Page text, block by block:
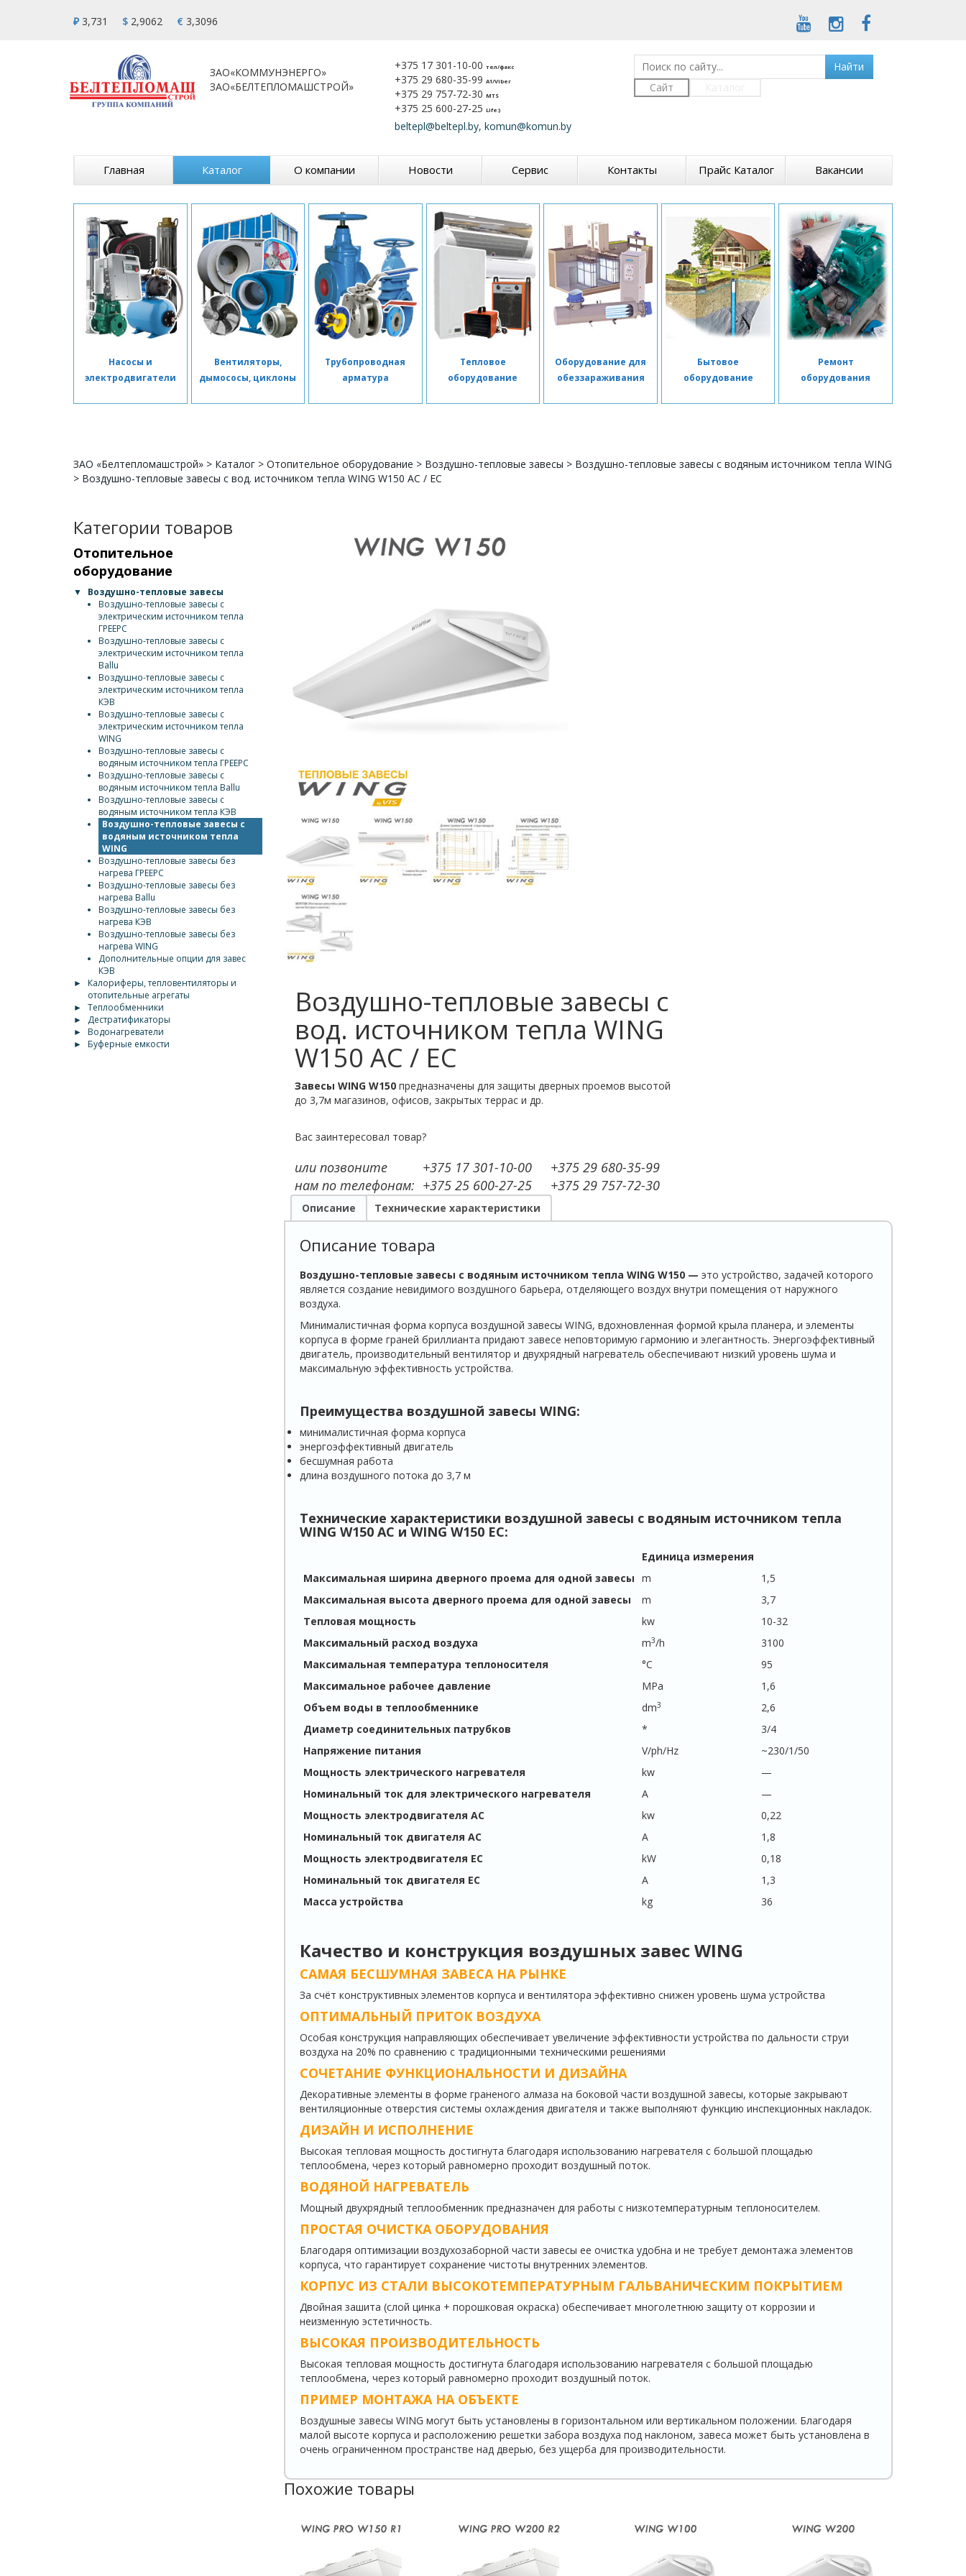
₽ 3,731 $ 2,9062 € 3,3096
ЗАО«КОММУНЭНЕРГО»
ЗАО«БЕЛТЕПЛОМАШСТРОЙ»
+375 17 301-10-00 тел/факс
+375 29 680-35-99 A1/Viber
+375 29 757-72-30 MTS
+375 25 600-27-25 Life:)
beltepl@beltepl.by, komun@komun.by
Найти
Сайт
Главная Каталог О компании Новости Сервис Контакты Прайс Каталог Вакансии
Насосы и
электродвигатели
Вентиляторы,
дымососы, циклоны
Трубопроводная
арматура
Тепловое
оборудование
Оборудование для
обеззараживания
Бытовое
оборудование
Ремонт
оборудования
ЗАО «Белтепломашстрой» > Каталог > Отопительное оборудование > Воздушно-тепловые завесы > Воздушно-тепловые завесы с водяным источником тепла WING
> Воздушно-тепловые завесы с вод. источником тепла WING W150 AC / ЕС
Категории товаров
Отопительное
оборудование
▼
Воздушно-тепловые завесы
Воздушно-тепловые завесы с
электрическим источником тепла
ГРЕЕРС
Воздушно-тепловые завесы с
электрическим источником тепла
Ballu
Воздушно-тепловые завесы с
электрическим источником тепла
КЭВ
Воздушно-тепловые завесы с
электрическим источником тепла
WING
Воздушно-тепловые завесы с
водяным источником тепла ГРЕЕРС
Воздушно-тепловые завесы с
водяным источником тепла Ballu
Воздушно-тепловые завесы с
водяным источником тепла КЭВ
Воздушно-тепловые завесы с
водяным источником тепла
WING
Воздушно-тепловые завесы без
нагрева ГРЕЕРС
Воздушно-тепловые завесы без
нагрева Ballu
Воздушно-тепловые завесы без
нагрева КЭВ
Воздушно-тепловые завесы без
нагрева WING
Дополнительные опции для завес
КЭВ
►
Калориферы, тепловентиляторы и
отопительные агрегаты
► Теплообменники
►
Дестратификаторы
►
Водонагреватели
►
Буферные емкости
Воздушно-тепловые завесы с
вод. источником тепла WING
W150 AC / ЕС
Завесы WING W150 предназначены для защиты дверных проемов высотой
до 3,7м магазинов, офисов, закрытых террас и др.
Вас заинтересовал товар?
или позвоните
нам по телефонам:
+375 17 301-10-00
+375 25 600-27-25
+375 29 680-35-99
+375 29 757-72-30
Описание Технические характеристики
Описание товара
Воздушно-тепловые завесы с водяным источником тепла WING W150 — это устройство, задачей которого
является создание невидимого воздушного барьера, отделяющего воздух внутри помещения от наружного
воздуха.
Минималистичная форма корпуса воздушной завесы WING, вдохновленная формой крыла планера, и элементы
корпуса в форме граней бриллианта придают завесе неповторимую гармонию и элегантность. Энергоэффективный
двигатель, производительный вентилятор и двухрядный нагреватель обеспечивают низкий уровень шума и
максимальную эффективность устройства.
Преимущества воздушной завесы WING:
минималистичная форма корпуса
энергоэффективный двигатель
бесшумная работа
длина воздушного потока до 3,7 м
Технические характеристики воздушной завесы с водяным источником тепла
WING W150 AC и WING W150 ЕС:
Единица измерения
Максимальная ширина дверного проема для одной завесы m
1,5
Максимальная высота дверного проема для одной завесы
m
3,7
Тепловая мощность
kw
10-32
Максимальный расход воздуха
m3/h
3100
Максимальная температура теплоносителя
°C
95
Максимальное рабочее давление
MPa
1,6
Объем воды в теплообменнике
dm3
2,6
Диаметр соединительных патрубков
*
3/4
Напряжение питания
V/ph/Hz
~230/1/50
Мощность электрического нагревателя
kw
—
Номинальный ток для электрического нагревателя
A
—
Мощность электродвигателя АС
kw
0,22
Номинальный ток двигателя АС
A
1,8
Мощность электродвигателя EC
kW
0,18
Номинальный ток двигателя EC
A
1,3
Масса устройства
kg 36
Качество и конструкция воздушных завес WING
САМАЯ БЕСШУМНАЯ ЗАВЕСА НА РЫНКЕ
За счёт конструктивных элементов корпуса и вентилятора эффективно снижен уровень шума устройства
ОПТИМАЛЬНЫЙ ПРИТОК ВОЗДУХА
Особая конструкция направляющих обеспечивает увеличение эффективности устройства по дальности струи
воздуха на 20% по сравнению с традиционными техническими решениями
СОЧЕТАНИЕ ФУНКЦИОНАЛЬНОСТИ И ДИЗАЙНА
Декоративные элементы в форме граненого алмаза на боковой части воздушной завесы, которые закрывают
вентиляционные отверстия системы охлаждения двигателя и также выполняют функцию инспекционных накладок.
ДИЗАЙН И ИСПОЛНЕНИЕ
Высокая тепловая мощность достигнута благодаря использованию нагревателя с большой площадью
теплообмена, через который равномерно проходит воздушный поток.
ВОДЯНОЙ НАГРЕВАТЕЛЬ
Мощный двухрядный теплообменник предназначен для работы с низкотемпературным теплоносителем.
ПРОСТАЯ ОЧИСТКА ОБОРУДОВАНИЯ
Благодаря оптимизации воздухозаборной части завесы ее очистка удобна и не требует демонтажа элементов
корпуса, что гарантирует сохранение чистоты внутренних элементов.
КОРПУС ИЗ СТАЛИ ВЫСОКОТЕМПЕРАТУРНЫМ ГАЛЬВАНИЧЕСКИМ ПОКРЫТИЕМ
Двойная зашита (слой цинка + порошковая окраска) обеспечивает многолетнюю защиту от коррозии и
неизменную эстетичность.
ВЫСОКАЯ ПРОИЗВОДИТЕЛЬНОСТЬ
Высокая тепловая мощность достигнута благодаря использованию нагревателя с большой площадью
теплообмена, через который равномерно проходит воздушный поток.
ПРИМЕР МОНТАЖА НА ОБЪЕКТЕ
Воздушные завесы WING могут быть установлены в горизонтальном или вертикальном положении. Благодаря
малой высоте корпуса и расположению решетки забора воздуха под наклоном, завеса может быть установлена в
очень ограниченном пространстве над дверью, без ущерба для производительности.
Похожие товары